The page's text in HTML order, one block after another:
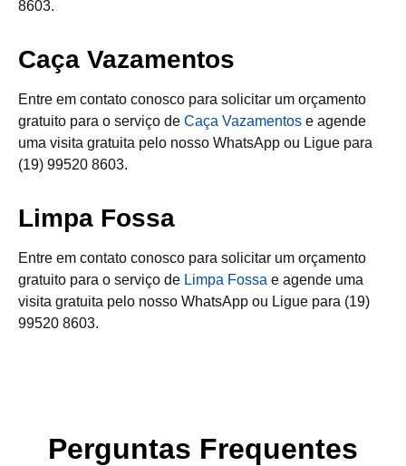
8603.
Caça Vazamentos
Entre em contato conosco para solicitar um orçamento
gratuito para o serviço de Caça Vazamentos e agende
uma visita gratuita pelo nosso WhatsApp ou Ligue para
(19) 99520 8603.
Limpa Fossa
Entre em contato conosco para solicitar um orçamento
gratuito para o serviço de Limpa Fossa e agende uma
visita gratuita pelo nosso WhatsApp ou Ligue para (19)
99520 8603.
Perguntas Frequentes